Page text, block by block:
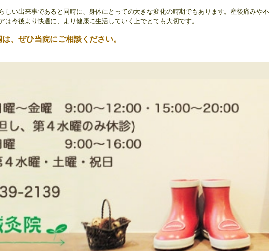
しい出来事であると同時に、身体にとっての大きな変化の時期でもあります。産後痛みや
は今後より快適に、より健康に生活していく上でとても大切です。
、ぜひ当院にご相談ください。